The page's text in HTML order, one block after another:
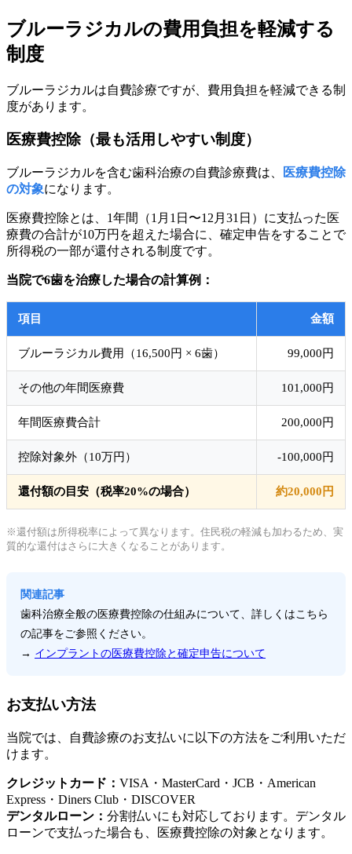
ブルーラジカルの費用負担を軽減する
制度
ブルーラジカルは自費診療ですが、費用負担を軽減できる制
度があります。
医療費控除（最も活用しやすい制度）
ブルーラジカルを含む歯科治療の自費診療費は、
医療費控除
の対象になります。
医療費控除とは、1年間（1月1日〜12月31日）に支払った医
療費の合計が10万円を超えた場合に、確定申告をすることで
所得税の一部が還付される制度です。
当院で6歯を治療した場合の計算例：
項目 金額
ブルーラジカル費用（16,500円 × 6歯） 99,000円
その他の年間医療費 101,000円
年間医療費合計 200,000円
控除対象外（10万円） -100,000円
還付額の目安（税率20%の場合） 約20,000円
※還付額は所得税率によって異なります。住民税の軽減も加わるため、実
質的な還付はさらに大きくなることがあります。
関連記事
歯科治療全般の医療費控除の仕組みについて、詳しくはこちら
の記事をご参照ください。
→ インプラントの医療費控除と確定申告について
お支払い方法
当院では、自費診療のお支払いに以下の方法をご利用いただ
けます。
クレジットカード： VISA・MasterCard・JCB・American
Express・Diners Club・DISCOVER
デンタルローン： 分割払いにも対応しております。デンタル
ローンで支払った場合も、医療費控除の対象となります。